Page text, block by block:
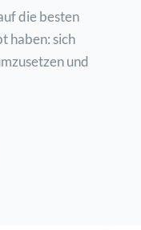
die besten
haben: sich
und